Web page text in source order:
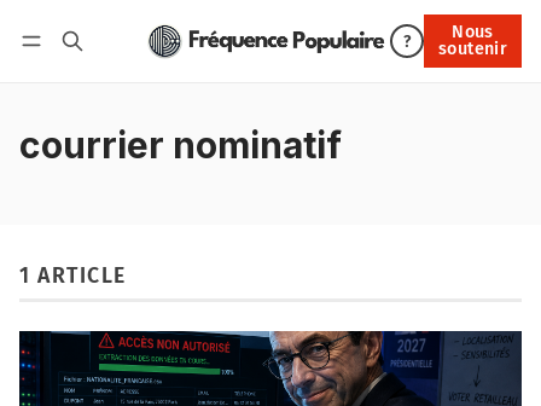
?
Nous
soutenir
Nous soutenir
courrier nominatif
1 ARTICLE